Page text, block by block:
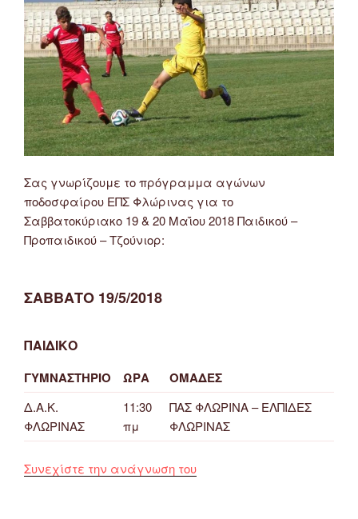
Κ12
–
Κ10
–
Κ8)”
Σας γνωρίζουμε το πρόγραμμα αγώνων
ποδοσφαίρου ΕΠΣ Φλώρινας για το
Σαββατοκύριακο 19 & 20 Μαΐου 2018 Παιδικού –
Προπαιδικού – Τζούνιορ:
ΣΑΒΒΑΤΟ 19/5/2018
ΠΑΙΔΙΚΟ
ΓΥΜΝΑΣΤΗΡΙΟ ΩΡΑ ΟΜΑΔΕΣ
Δ.Α.Κ.
ΦΛΩΡΙΝΑΣ
11:30
πμ
ΠΑΣ ΦΛΩΡΙΝΑ – ΕΛΠΙΔΕΣ
ΦΛΩΡΙΝΑΣ
Συνεχίστε την ανάγνωση του“Πρόγραμμα